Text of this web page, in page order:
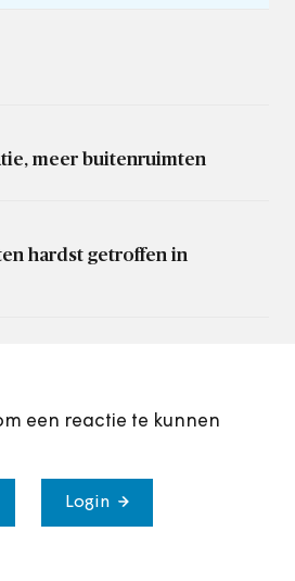
meer buitenruimten
hardst getroffen in
een reactie te kunnen
Login